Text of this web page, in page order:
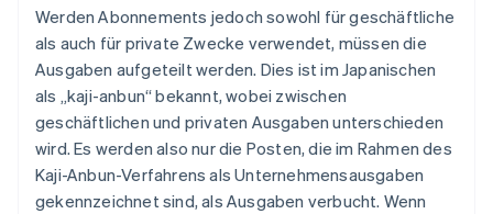
Werden Abonnements jedoch sowohl für geschäftliche
als auch für private Zwecke verwendet, müssen die
Ausgaben aufgeteilt werden. Dies ist im Japanischen
als „kaji-anbun“ bekannt, wobei zwischen
geschäftlichen und privaten Ausgaben unterschieden
wird. Es werden also nur die Posten, die im Rahmen des
Kaji-Anbun-Verfahrens als Unternehmensausgaben
gekennzeichnet sind, als Ausgaben verbucht. Wenn